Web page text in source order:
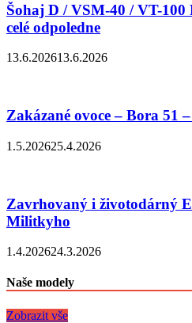
Šohaj D / VSM-40 / VT-100
celé odpoledne
13.6.202613.6.2026
Zakázané ovoce – Bora 51
1.5.202625.4.2026
Zavrhovaný i životodárný
Militkyho
1.4.202624.3.2026
Naše modely
Zobrazit vše